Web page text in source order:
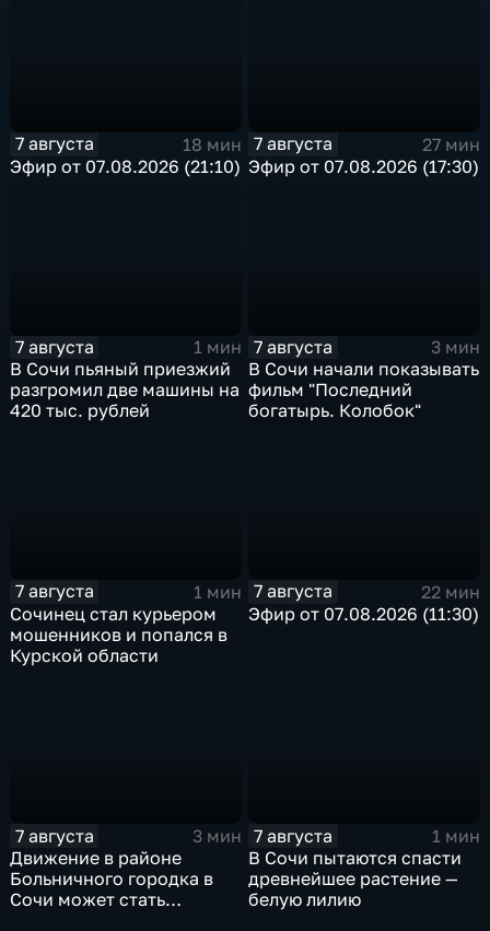
7 августа
18 мин
Эфир от 07.08.2026 (21:10)
7 августа
27 мин
Эфир от 07.08.2026 (17:30)
7 августа
1 мин
В Сочи пьяный приезжий
разгромил две машины на
420 тыс. рублей
7 августа
3 мин
В Сочи начали показывать
фильм "Последний
богатырь. Колобок"
7 августа
1 мин
Сочинец стал курьером
мошенников и попался в
Курской области
7 августа
22 мин
Эфир от 07.08.2026 (11:30)
7 августа
3 мин
Движение в районе
Больничного городка в
Сочи может стать
7 августа
1 мин
В Сочи пытаются спасти
древнейшее растение —
белую лилию